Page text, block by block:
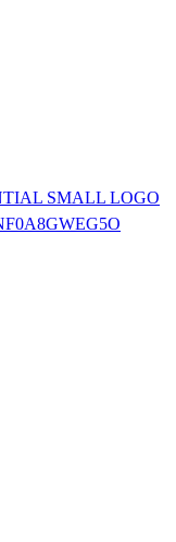
SMALL LOGO